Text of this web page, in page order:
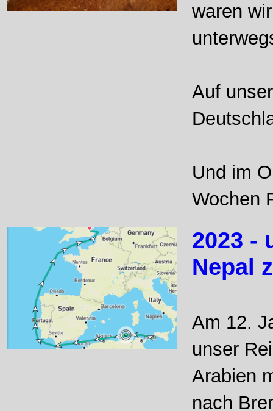
waren
Auf
Und im
Wochen
2023 -
Nepal
Am 12.
unser
Arabien
nach